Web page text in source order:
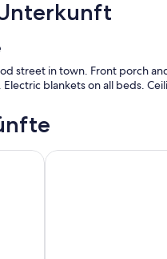
street in town. Front porch
blankets on all beds.
ROSENHOLZ IN